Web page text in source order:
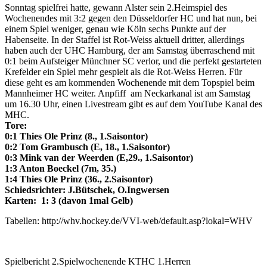
Sonntag spielfrei hatte, gewann Alster sein 2.Heimspiel des
Wochenendes mit 3:2 gegen den Düsseldorfer HC und hat nun, bei
einem Spiel weniger, genau wie Köln sechs Punkte auf der
Habenseite. In der Staffel ist Rot-Weiss aktuell dritter, allerdings
haben auch der UHC Hamburg, der am Samstag überraschend mit
0:1 beim Aufsteiger Münchner SC verlor, und die perfekt gestarteten
Krefelder ein Spiel mehr gespielt als die Rot-Weiss Herren. Für
diese geht es am kommenden Wochenende mit dem Topspiel beim
Mannheimer HC weiter. Anpfiff am Neckarkanal ist am Samstag
um 16.30 Uhr, einen Livestream gibt es auf dem YouTube Kanal des
MHC.
Tore:
0:1 Thies Ole Prinz (8., 1.Saisontor)
0:2 Tom Grambusch (E, 18., 1.Saisontor)
0:3 Mink van der Weerden (E,29., 1.Saisontor)
1:3 Anton Boeckel (7m, 35.)
1:4 Thies Ole Prinz (36., 2.Saisontor)
Schiedsrichter: J.Bütschek, O.Ingwersen
Karten: 1: 3 (davon 1mal Gelb)
Tabellen: http://whv.hockey.de/VVI-web/default.asp?lokal=WHV
Spielbericht 2.Spielwochenende KTHC 1.Herren